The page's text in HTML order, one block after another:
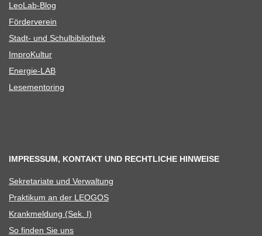
Leo­Lab-Blog
För­der­ver­ein
Stadt- und Schulbibliothek
Impro­Kul­tur
Ener­­gie-LAB
Lese­men­to­ring
IMPRESSUM, KONTAKT UND RECHTLICHE HINWEISE
Sekre­ta­riate und Verwaltung
Prak­ti­kum an der LEOGOS
Krank­mel­dung (Sek. I)
So fin­den Sie uns